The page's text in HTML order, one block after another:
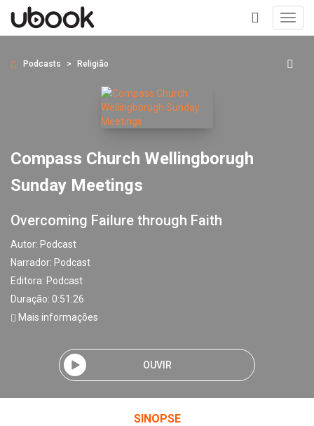
+
Podcasts Religião
Compass Church Wellingborugh
Sunday Meetings
Overcoming Failure through Faith
Autor: Podcast
Narrador: Podcast
Editora: Podcast
Duração: 0:51:26
Mais informações
OUVIR
SINOPSE